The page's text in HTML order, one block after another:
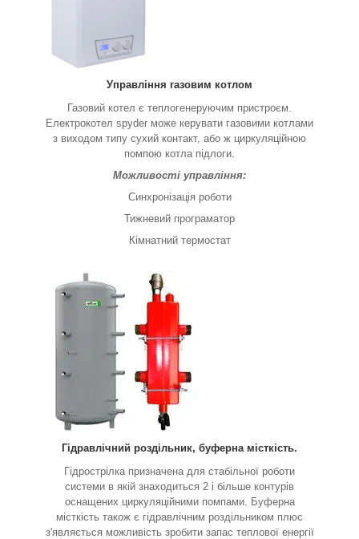
Управління газовим котлом
Газовий котел є теплогенеруючим пристроєм.
Електрокотел spyder може керувати газовими котлами
з виходом типу сухий контакт, або ж циркуляційною
помпою котла підлоги.
Можливості управління:
Синхронізація роботи
Тижневий програматор
Кімнатний термостат
Гідравлічний роздільник, буферна місткість.
Гідрострілка призначена для стабільної роботи
системи в якій знаходиться 2 і більше контурів
оснащених циркуляційними помпами. Буферна
місткість також є гідравлічним роздільником плюс
з'являється можливість зробити запас теплової енергії